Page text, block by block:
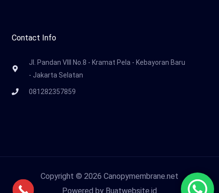
Contact Info
Jl. Pandan VIII No.8 - Kramat Pela - Kebayoran Baru
- Jakarta Selatan
081282357859
Copyright © 2026 Canopymembrane.net
Powered by Buatwebsite.id